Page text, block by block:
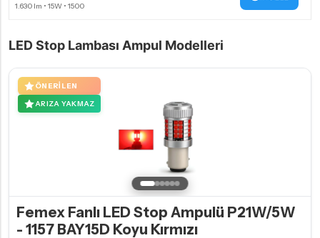
LED Stop Lambası Ampul Modelleri
ÖNERILEN
ARIZA YAKMAZ
Femex Fanlı LED Stop Ampulü P21W/5W
- 1157 BAY15D Koyu Kırmızı